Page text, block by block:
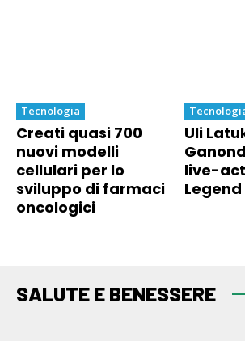
Tecnologia
Creati quasi 700
nuovi modelli
cellulari per lo
sviluppo di farmaci
oncologici
Uli
live-
SALUTE E BENESSERE